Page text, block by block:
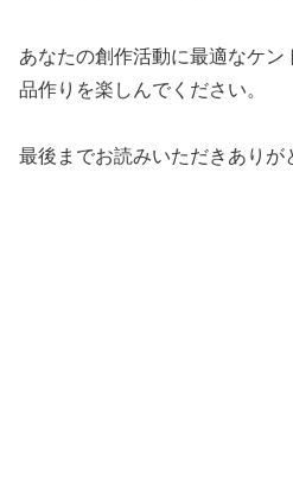
あなたの創作活動に最適なケ
品作りを楽しんでください。
最後までお読みいただきありが